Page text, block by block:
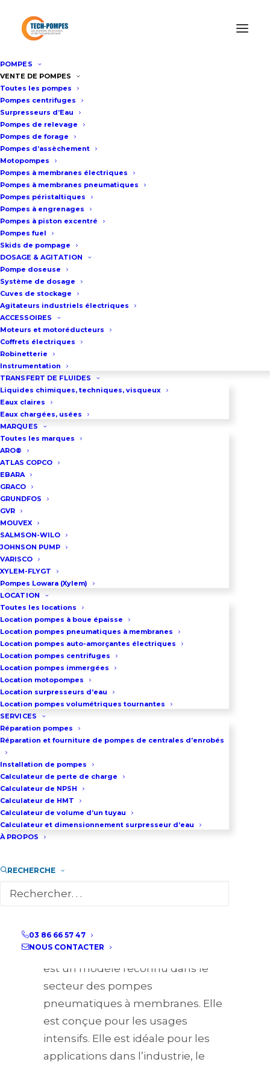
POMPES
VENTE DE POMPES
Toutes les pompes
Pompes centrifuges
Surpresseurs d’Eau
Pompes de relevage
Pompes de forage
Pompes d’assèchement
Motopompes
Pompes à membranes électriques
Pompes à membranes pneumatiques
Pompes péristaltiques
Pompes à engrenages
Pompes à piston excentré
Pompes fuel
Skids de pompage
DOSAGE & AGITATION
Pompe doseuse
Système de dosage
Cuves de stockage
Agitateurs industriels électriques
ACCESSOIRES
Moteurs et motoréducteurs
Coffrets électriques
Robinetterie
Instrumentation
TRANSFERT DE FLUIDES
Liquides chimiques, techniques, visqueux
Eaux claires
Eaux chargées, usées
MARQUES
Toutes les marques
ARO®
ATLAS COPCO
EBARA
GRACO
GRUNDFOS
GVR
MOUVEX
SALMSON-WILO
JOHNSON PUMP
VARISCO
XYLEM-FLYGT
Pompes Lowara (Xylem)
LOCATION
Toutes les locations
Location pompes à boue épaisse
Location pompes pneumatiques à membranes
Location pompes auto-amorçantes électriques
Location pompes centrifuges
Location pompes immergées
Location motopompes
Location surpresseurs d’eau
Location pompes volumétriques tournantes
SERVICES
Réparation pompes
Réparation et fourniture de pompes de centrales d’enrobés
Installation de pompes
Calculateur de perte de charge
Calculateur de NPSH
Calculateur de HMT
Calculateur de volume d’un tuyau
Calculateur et dimensionnement surpresseur d’eau
À PROPOS
RECHERCHE
03 86 66 57 47
NOUS CONTACTER
Accueil /Pompes pneumatiques à membranes
2150 pneumatique à membranes GRACO 2 pouces
Pompe Husky 2150
pneumatique à membranes
GRACO 2 pouces
Fiche technique
Dimension des orifices de la
pompe HUSKY 2150 : Brides DN50
PN10/16 pour la version plastique –
G2″BSP/ NPT pour la version
métallique
Dimension de l’orifice
d’alimentation du moteur
pneumatique : G1/2″BSP/NPT
Débit maxi : 568 litres/minute
Pression maxi d’air comprimé : 8.3
bar
plastique : Polypropylène, PVDF
métallique : Aluminium, inox 316,
Diamètre maxi de particules : 6,3
mm
Viscosité maxi du liquide à
pomper : 20 000 Centipoise
Version spéciale HUSKY 2200,
construction polypropylène ou
PVDF : Débit jusqu’à 45 m3/h
Télécharger la fiche technique
Télécharger le mode d’emploi
Husky 2150 métallique
Télécharger le mode d’emploi
Husky 2150 plastique
DEMANDEZ UN DEVIS
03 86 66 57 47
Présentation générale de
La pompe HUSKY 2150 de GRACO
est un modèle reconnu dans le
secteur des pompes
pneumatiques à membranes. Elle
est conçue pour les usages
intensifs. Elle est idéale pour les
applications dans l’industrie, le